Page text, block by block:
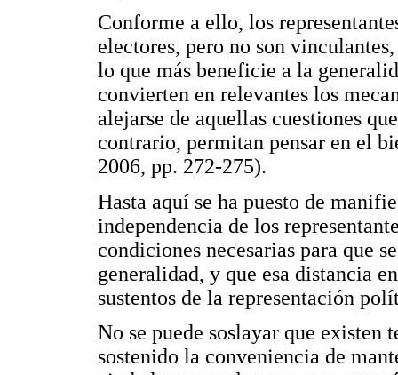
Conforme a ello, los
electores, pero no son
lo que más beneficie a la
convierten en relevantes los
alejarse de aquellas cuestiones
contrario, permitan pensar en el
2006, pp. 272-275).
Hasta aquí se ha puesto de
independencia de los
condiciones necesarias para que
generalidad, y que esa distancia
sustentos de la representación
No se puede soslayar que existen
sostenido la conveniencia de